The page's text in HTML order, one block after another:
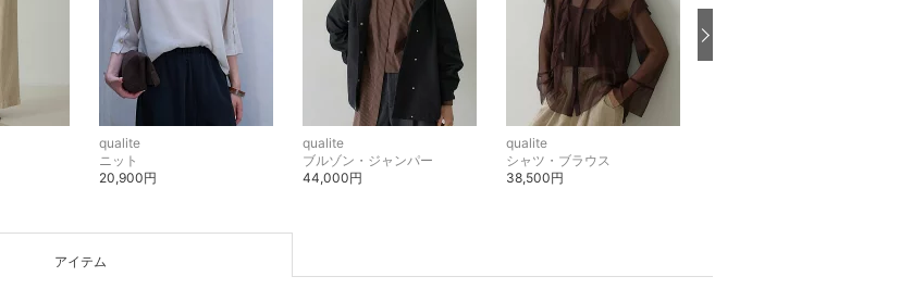
qualite
ニット
20,900円
qualite
ブルゾン・ジャンパー
44,000円
qualite
シャツ・ブラウス
38,500円
アイテム